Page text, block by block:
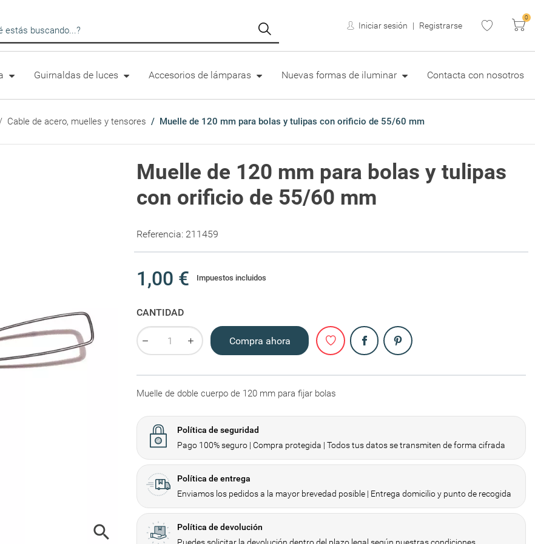
0
Iniciar sesión Registrarse
Guirnaldas de luces Accesorios de lámparas Nuevas formas de iluminar Contacta con nosotros
Cable de acero, muelles y tensores Muelle de 120 mm para bolas y tulipas con orificio de 55/60 mm

Muelle de 120 mm para bolas y tulipas
con orificio de 55/60 mm
Referencia: 211459
1,00 € Impuestos incluidos
CANTIDAD
Compra ahora
Compartir
Muelle de doble cuerpo de 120 mm para fijar bolas
Política de seguridad
Pago 100% seguro | Compra protegida | Todos tus datos se transmiten de forma cifrada
Política de entrega
Enviamos los pedidos a la mayor brevedad posible | Entrega domicilio y punto de recogida
Política de devolución